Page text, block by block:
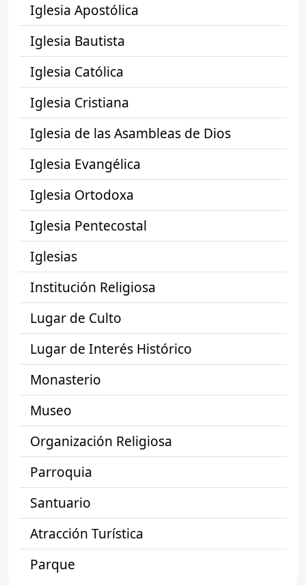
Iglesia Apostólica
Iglesia Bautista
Iglesia Católica
Iglesia Cristiana
Iglesia de las Asambleas de Dios
Iglesia Evangélica
Iglesia Ortodoxa
Iglesia Pentecostal
Iglesias
Institución Religiosa
Lugar de Culto
Lugar de Interés Histórico
Monasterio
Museo
Organización Religiosa
Parroquia
Santuario
Atracción Turística
Parque